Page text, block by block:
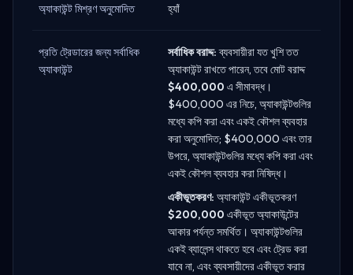
অ্যাকাউন্ট মিশ্রণ অনুমোদিত হ্যাঁ
প্রতি ট্রেডারের জন্য সর্বাধিক
অ্যাকাউন্ট
সর্বাধিক বরাদ্দ:ব্যবসায়ীরা যত খুশি তত
অ্যাকাউন্ট রাখতে পারেন, তবে মোট বরাদ্দ
$400,000 এ সীমাবদ্ধ।
$400,000 এর নিচে, অ্যাকাউন্টগুলির
মধ্যে কপি করা এবং একই কৌশল ব্যবহার
করা অনুমোদিত; $400,000 এবং তার
উপরে, অ্যাকাউন্টগুলির মধ্যে কপি করা এবং
একই কৌশল ব্যবহার করা নিষিদ্ধ।
একীভূতকরণ: অ্যাকাউন্ট একীভূতকরণ
$200,000 একীভূত অ্যাকাউন্টের
আকার পর্যন্ত সমর্থিত। অ্যাকাউন্টগুলির
একই ব্যালেন্স থাকতে হবে এবং ট্রেড করা
যাবে না, এবং ব্যবসায়ীদের একীভূত করার